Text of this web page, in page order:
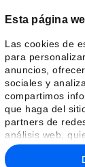
Esta página
Las cookies de
para
anuncios,
sociales y
compartimos
que haga del
partners de
análisis web,
combinarla con
haya